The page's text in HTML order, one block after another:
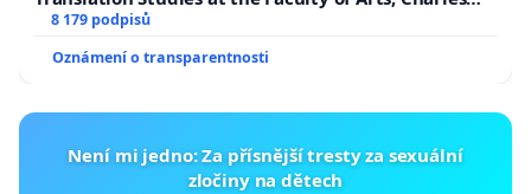
pomoc veterinárního lékaře pro zvíře v zájmovém
chovu či v jedné domácnosti.
Podpisem této petice žádám poslankyně a
poslance Parlamentu České republiky, aby se
návrhem #DENODPOVEDNOSTI věcně zabývali,
University
8 179 podpisů
Oznámení o transparentnosti
Není mi jedno: Za přísnější tresty za sexuální
zločiny na dětech